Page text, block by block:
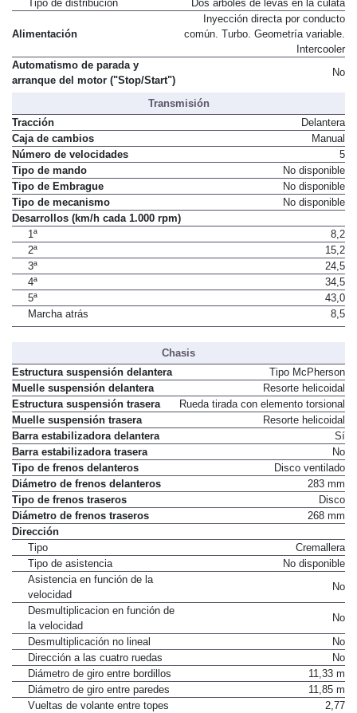
Tipo de distribución Dos árboles de levas en la culata
Alimentación
Inyección directa por conducto
común. Turbo. Geometría variable.
Intercooler
Automatismo de parada y
arranque del motor ("Stop/Start")
No
Transmisión
Tracción
Delantera
Caja de cambios
Manual
Número de velocidades
5
Tipo de mando
No disponible
Tipo de Embrague
No disponible
Tipo de mecanismo
No disponible
Desarrollos (km/h cada 1.000 rpm)
1ª
8,2
2ª
15,2
3ª
24,5
4ª
34,5
5ª
43,0
Marcha atrás
8,5
Chasis
Estructura suspensión delantera
Tipo McPherson
Muelle suspensión delantera
Resorte helicoidal
Estructura suspensión trasera
Rueda tirada con elemento torsional
Muelle suspensión trasera
Resorte helicoidal
Barra estabilizadora delantera
Sí
Barra estabilizadora trasera
No
Tipo de frenos delanteros
Disco ventilado
Diámetro de frenos delanteros
283 mm
Tipo de frenos traseros
Disco
Diámetro de frenos traseros
268 mm
Dirección
Tipo
Cremallera
Tipo de asistencia
No disponible
Asistencia en función de la
velocidad
No
Desmultiplicacion en función de
la velocidad
No
Desmultiplicación no lineal
No
Dirección a las cuatro ruedas
No
Diámetro de giro entre bordillos
11,33 m
Diámetro de giro entre paredes
11,85 m
Vueltas de volante entre topes
2,77